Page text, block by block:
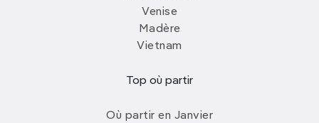
Venise
Madère
Vietnam
Top où partir
Où partir en Janvier